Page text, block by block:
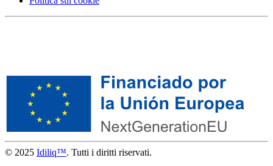
© 2025 Idiliq™. Tutti i diritti riservati.